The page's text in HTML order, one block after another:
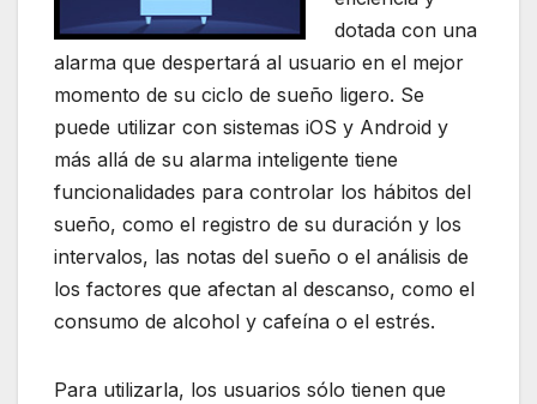
dotada con una
alarma que despertará al usuario en el mejor
momento de su ciclo de sueño ligero. Se
puede utilizar con sistemas iOS y Android y
más allá de su alarma inteligente tiene
funcionalidades para controlar los hábitos del
sueño, como el registro de su duración y los
intervalos, las notas del sueño o el análisis de
los factores que afectan al descanso, como el
consumo de alcohol y cafeína o el estrés.
Para utilizarla, los usuarios sólo tienen que